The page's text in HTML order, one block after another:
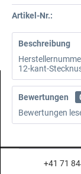
Artikel-Nr.:
Beschreibung
12-kant-
Bewertungen
Bewertungen
+41 71